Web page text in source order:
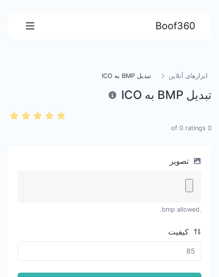
Boof360
ابزارهای آنلاین تبدیل BMP به ICO
تبدیل BMP به ICO
0
of
0 ratings
تصویر
.bmp allowed.
کیفیت